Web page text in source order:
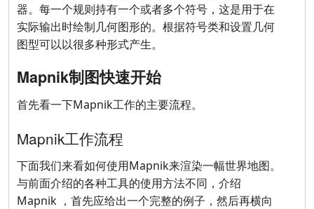
器。每一个规则持有一个或者多个符号，这是用于在
实际输出时绘制几何图形的。根据符号类和设置几何
图型可以以很多种形式产生。
Mapnik制图快速开始
首先看一下Mapnik工作的主要流程。
Mapnik工作流程
下面我们来看如何使用Mapnik来渲染一幅世界地图。
与前面介绍的各种工具的使用方法不同，介绍
Mapnik ，首先应给出一个完整的例子，然后再横向